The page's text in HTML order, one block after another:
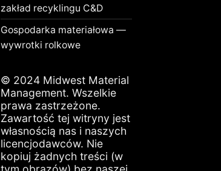
zakład recyklingu C&D
Gospodarka materiałowa —
wywrotki rolkowe
© 2024 Midwest Material
Management. Wszelkie
prawa zastrzeżone.
Zawartość tej witryny jest
własnością nas i naszych
licencjodawców. Nie
kopiuj żadnych treści (w